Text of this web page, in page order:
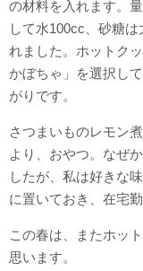
の材料を入れます。
して水100cc、砂糖
れました。ホットク
かぼちゃ」を選択し
がりです。
さつまいものレモン
より、おやつ。なぜ
したが、私は好きな
に置いておき、在宅
この春は、またホッ
思います。